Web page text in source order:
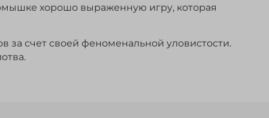
хорошо выраженную игру, которая
счет своей феноменальной уловистости.